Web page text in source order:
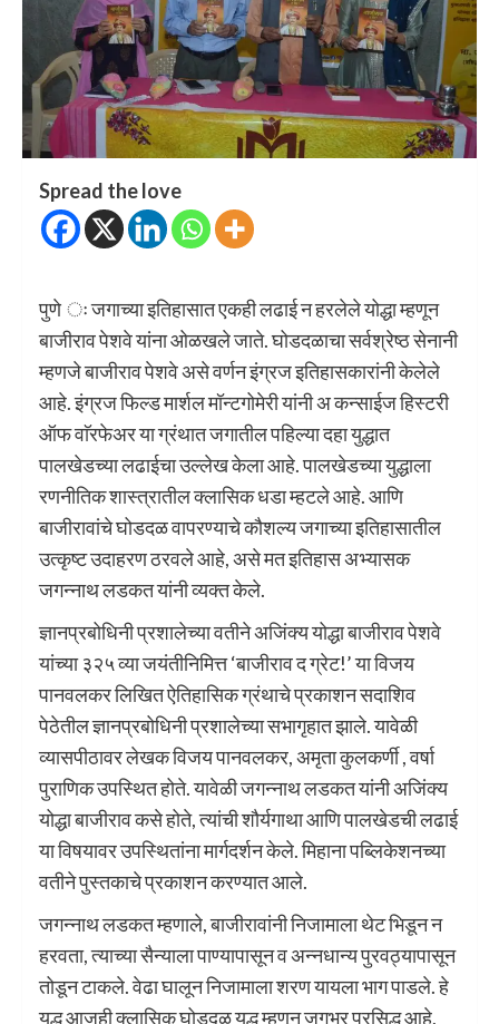
Spread the love
पुणे ः जगाच्या इतिहासात एकही लढाई न हरलेले योद्धा म्हणून
बाजीराव पेशवे यांना ओळखले जाते. घोडदळाचा सर्वश्रेष्ठ सेनानी
म्हणजे बाजीराव पेशवे असे वर्णन इंग्रज इतिहासकारांनी केलेले
आहे. इंग्रज फिल्ड मार्शल मॉन्टगोमेरी यांनी अ कन्साईज हिस्टरी
ऑफ वाॅरफेअर या ग्रंथात जगातील पहिल्या दहा युद्धात
पालखेडच्या लढाईचा उल्लेख केला आहे. पालखेडच्या युद्धाला
रणनीतिक शास्त्रातील क्लासिक धडा म्हटले आहे. आणि
बाजीरावांचे घोडदळ वापरण्याचे कौशल्य जगाच्या इतिहासातील
उत्कृष्ट उदाहरण ठरवले आहे, असे मत इतिहास अभ्यासक
जगन्नाथ लडकत यांनी व्यक्त केले.
ज्ञानप्रबोधिनी प्रशालेच्या वतीने अजिंक्य योद्धा बाजीराव पेशवे
यांच्या ३२५ व्या जयंतीनिमित्त ‘बाजीराव द ग्रेट!’ या विजय
पानवलकर लिखित ऐतिहासिक ग्रंथाचे प्रकाशन सदाशिव
पेठेतील ज्ञानप्रबोधिनी प्रशालेच्या सभागृहात झाले. यावेळी
व्यासपीठावर लेखक विजय पानवलकर, अमृता कुलकर्णी , वर्षा
पुराणिक उपस्थित होते. यावेळी जगन्नाथ लडकत यांनी अजिंक्य
योद्धा बाजीराव कसे होते, त्यांची शौर्यगाथा आणि पालखेडची लढाई
या विषयावर उपस्थितांना मार्गदर्शन केले. मिहाना पब्लिकेशनच्या
वतीने पुस्तकाचे प्रकाशन करण्यात आले.
जगन्नाथ लडकत म्हणाले, बाजीरावांनी निजामाला थेट भिडून न
हरवता, त्याच्या सैन्याला पाण्यापासून व अन्नधान्य पुरवठ्यापासून
तोडून टाकले. वेढा घालून निजामाला शरण यायला भाग पाडले. हे
युद्ध आजही क्लासिक घोडदळ युद्ध म्हणून जगभर प्रसिद्ध आहे,